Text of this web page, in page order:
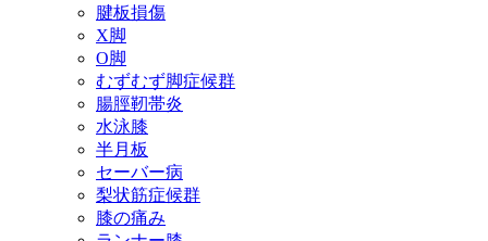
腱板損傷
X脚
O脚
むずむず脚症候群
腸脛靭帯炎
水泳膝
半月板
セーバー病
梨状筋症候群
膝の痛み